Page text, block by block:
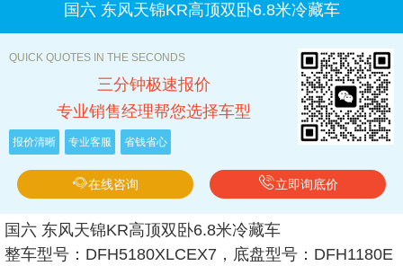
国六 东风天锦KR高顶双卧6.8米冷藏车
QUICK QUOTES IN THE SECONDS
三分钟极速报价
专业销售经理帮您选择车型
报价清晰 专业客服 省钱省心
在线咨询 立即询底价
国六 东风天锦KR高顶双卧6.8米冷藏车
整车型号：DFH5180XLCEX7，底盘型号：DFH1180E